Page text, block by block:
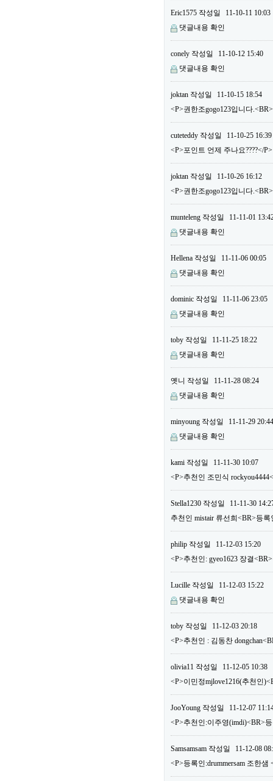
Eric1575 작성일
11-10-11 10:03
댓글내용 확인
conely 작성일
11-10-12 15:40
댓글내용 확인
joktan 작성일
11-10-15 18:54
<P>권한조gogo123입니다
cuteteddy 작성일
11-10-25 16:39
<P>포인트 언제 주나요????</P>
joktan 작성일
11-10-26 16:12
<P>권한조gogo123입니다
munteleng 작성일
11-11-01
댓글내용 확인
Hellena 작성일
11-11-06 00:05
댓글내용 확인
dominic 작성일
11-11-06 23:05
댓글내용 확인
toby 작성일
11-11-25 18:22
댓글내용 확인
옛니 작성일
11-11-28 08:24
댓글내용 확인
minyoung 작성일
11-11-29 20:44
댓글내용 확인
kami 작성일
11-11-30 10:07
<P>추천인 조민식
Stella1230 작성일
11-11-30
추천인 mistair 류선희<BR>등
philip 작성일
11-12-03 15:20
<P>추천인: gyeo1623 장결
Lucille 작성일
11-12-03 15:22
댓글내용 확인
toby 작성일
11-12-03 20:18
<P>추천인 : 김동찬
olivia11 작성일
11-12-05 10:38
<P>이민정mjlove1216(추천인
JooYoung 작성일
11-12-07
<P>추천인:이주영(imdi)<BR>
Samsamsam 작성일
11-12-08
<P>등록인:drummersam 조한